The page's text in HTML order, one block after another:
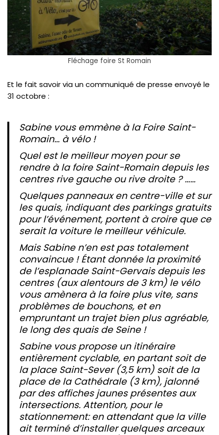
Fléchage foire St Romain
Et le fait savoir via un communiqué de presse envoyé le
31 octobre :
Sabine vous emmène à la Foire Saint-
Romain… à vélo !
Quel est le meilleur moyen pour se
rendre à la foire Saint-Romain depuis les
centres rive gauche ou rive droite ? ……
Quelques panneaux en centre-ville et sur
les quais, indiquant des parkings gratuits
pour l’événement, portent à croire que ce
serait la voiture le meilleur véhicule.
Mais Sabine n’en est pas totalement
convaincue ! Étant donnée la proximité
de l’esplanade Saint-Gervais depuis les
centres (aux alentours de 3 km) le vélo
vous amènera à la foire plus vite, sans
problèmes de bouchons, et en
empruntant un trajet bien plus agréable,
le long des quais de Seine !
Sabine vous propose un itinéraire
entièrement cyclable, en partant soit de
la place Saint-Sever (3,5 km) soit de la
place de la Cathédrale (3 km), jalonné
par des affiches jaunes présentes aux
intersections. Attention, pour le
stationnement: en attendant que la ville
ait terminé d’installer quelques arceaux